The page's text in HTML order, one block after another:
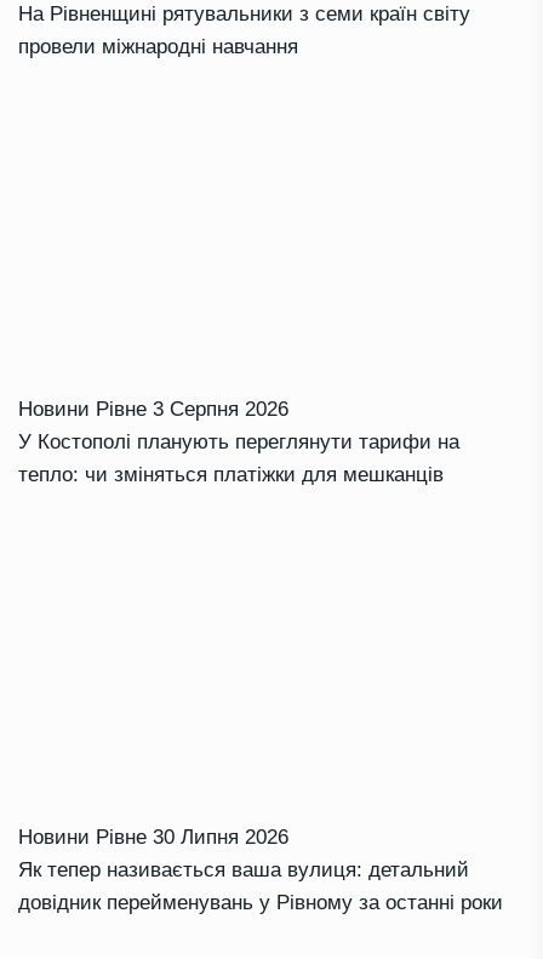
На Рівненщині рятувальники з семи країн світу
провели міжнародні навчання
Новини Рівне 3 Серпня 2026
У Костополі планують переглянути тарифи на
тепло: чи зміняться платіжки для мешканців
Новини Рівне 30 Липня 2026
Як тепер називається ваша вулиця: детальний
довідник перейменувань у Рівному за останні роки